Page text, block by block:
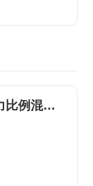
Solberg囊式压力比例混合装置